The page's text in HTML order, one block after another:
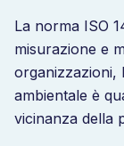
La norma ISO
misurazione e
organizzazioni,
ambientale è
vicinanza della